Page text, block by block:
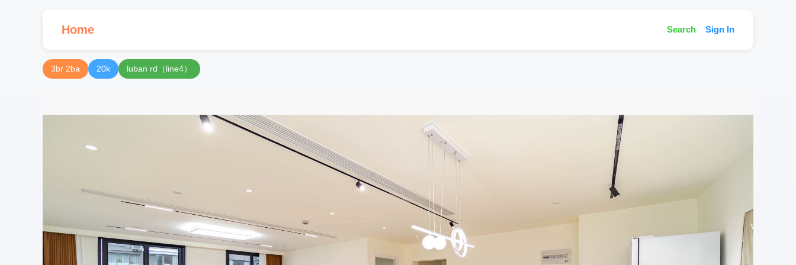
Home Search Sign In
3br 2ba 20k luban rd（line4）